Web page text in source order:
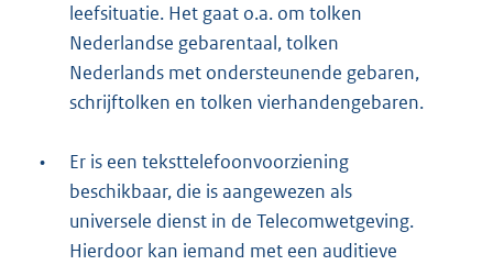
leefsituatie. Het gaat o.a. om tolken
Nederlandse gebarentaal, tolken
Nederlands met ondersteunende gebaren,
schrijftolken en tolken vierhandengebaren.
•
Er is een teksttelefoonvoorziening
beschikbaar, die is aangewezen als
universele dienst in de Telecomwetgeving.
Hierdoor kan iemand met een auditieve